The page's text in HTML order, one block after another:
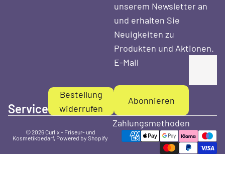
Service
Bestellung
widerrufen
unserem Newsletter an
und erhalten Sie
Neuigkeiten zu
Produkten und Aktionen.
E-Mail
Abonnieren
© 2026Curlix - Friseur- und
Kosmetikbedarf, Powered by Shopify
Zahlungsmethoden